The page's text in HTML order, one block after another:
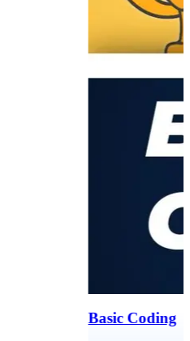
Basic Coding